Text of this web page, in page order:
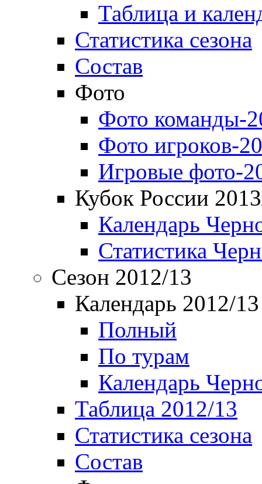
Таблица и
Статистика сезона
Состав
Фото
Фото команды-
Фото игроков-
Игровые фото-
Кубок России
Календарь
Статистика
Сезон 2012/13
Календарь 2012/13
Полный
По турам
Календарь
Таблица 2012/13
Статистика сезона
Состав